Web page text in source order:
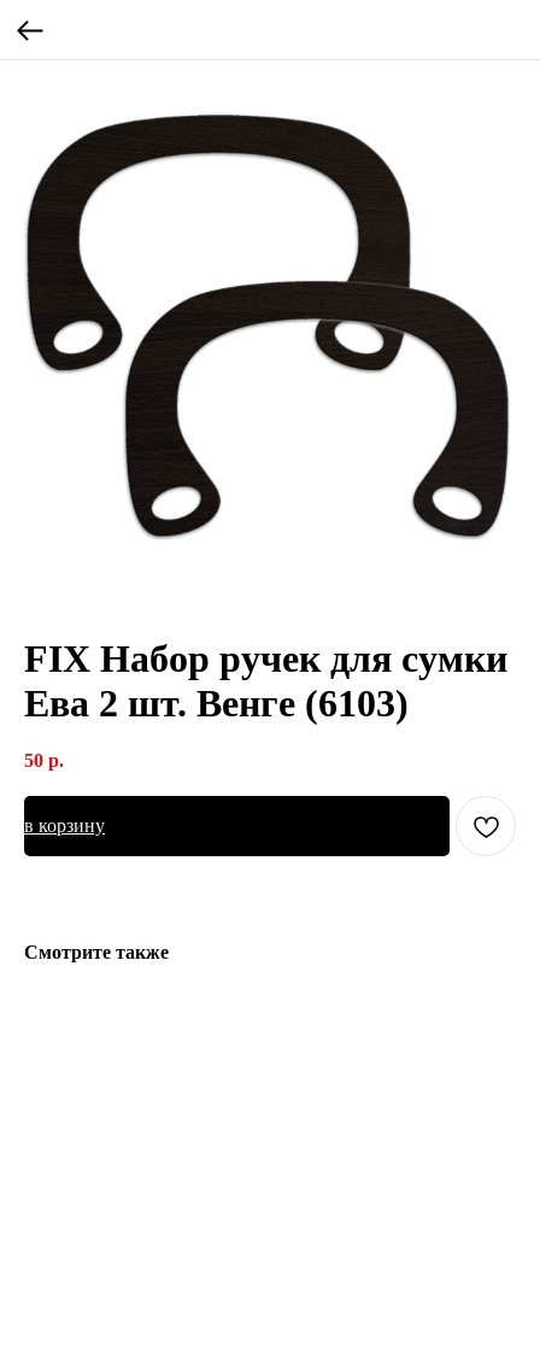
FIX Набор ручек для сумки
Ева 2 шт. Венге (6103)
50 р.
в корзину
Смотрите также